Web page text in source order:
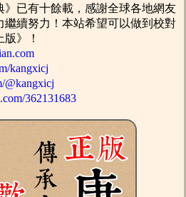
已有十餘載，感謝全球各地網友
繼續努力！本站希望可以做到校對
》！
kangxicj
@kangxicj
362131683